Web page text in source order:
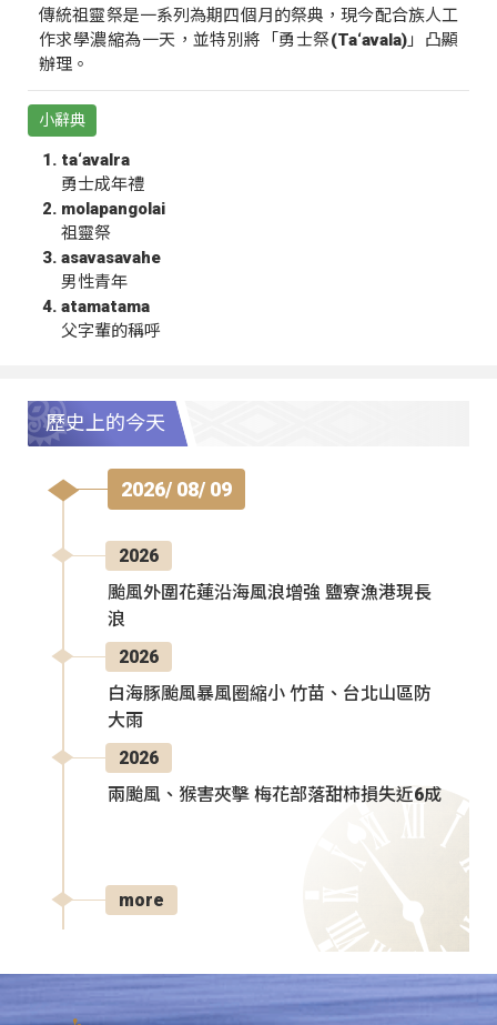
傳統祖靈祭是一系列為期四個月的祭典，現今配合族人工
作求學濃縮為一天，並特別將「勇士祭(Ta‘avala)」凸顯
辦理。
小辭典
ta‘avalra
勇士成年禮
molapangolai
祖靈祭
asavasavahe
男性青年
atamatama
父字輩的稱呼
歷史上的今天
2026/ 08/ 09
2026
颱風外圍花蓮沿海風浪增強 鹽寮漁港現長
浪
2026
白海豚颱風暴風圈縮小 竹苗、台北山區防
大雨
2026
兩颱風、猴害夾擊 梅花部落甜柿損失近6成
more